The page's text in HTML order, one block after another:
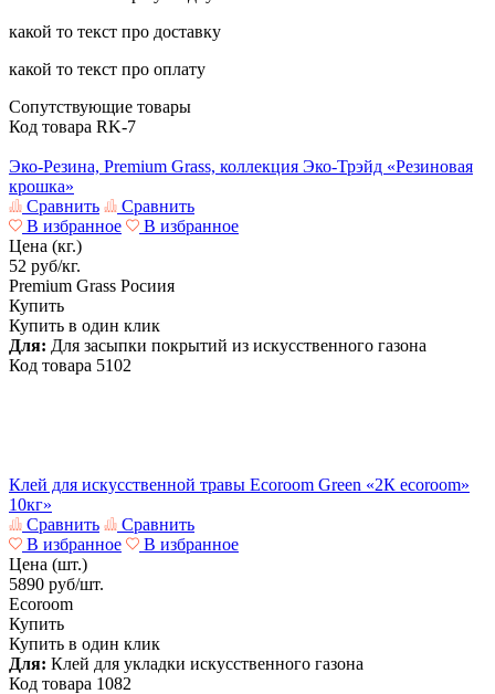
какой то текст про доставку
какой то текст про оплату
Сопутствующие товары
Код товара RK-7
Эко-Резина, Premium Grass, коллекция Эко-Трэйд «Резиновая
крошка»
Сравнить
Сравнить
В избранное
В избранное
Цена (кг.)
52 руб/кг.
Premium Grass Росиия
Купить
Купить в один клик
Для: Для засыпки покрытий из искусственного газона
Код товара 5102
Клей для искусственной травы Ecoroom Green «2К ecoroom»
10кг»
Сравнить
Сравнить
В избранное
В избранное
Цена (шт.)
5890 руб/шт.
Ecoroom
Купить
Купить в один клик
Для: Клей для укладки искусственного газона
Код товара 1082